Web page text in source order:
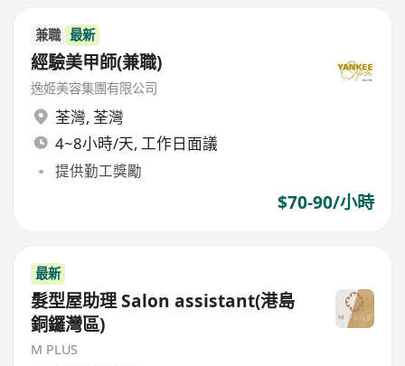
兼職 最新
經驗美甲師(兼職)
逸姬美容集團有限公司
荃灣, 荃灣
4~8小時/天, 工作日面議
提供勤工獎勵
$70-90/小時
最新
髮型屋助理 Salon assistant(港島
銅鑼灣區)
M PLUS